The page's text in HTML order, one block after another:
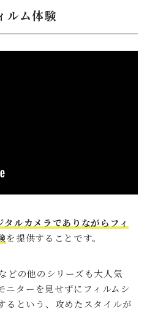
ルム体験
タルカメラでありながらフィ
を提供することです。
どの他のシリーズも大人気
ニターを見せずにフィルムシ
るという、攻めたスタイルが